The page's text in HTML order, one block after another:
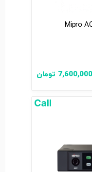
7,600,000 تومان